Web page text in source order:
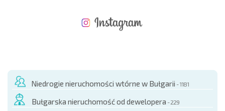
Niedrogie nieruchomości wtórne w Bułgarii - 1181
Bułgarska nieruchomość od dewelopera - 229